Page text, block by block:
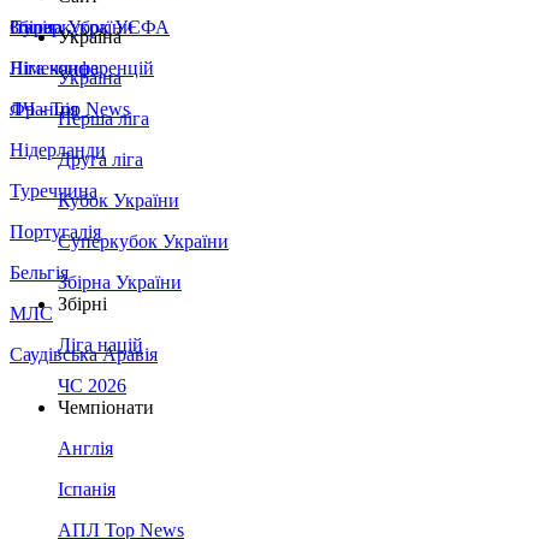
Збірна України
Італія
Німеччина
Франція
Нідерланди
Туреччина
Португалія
Бельгія
МЛС
Саудівська Аравія
Суперкубок УЄФА
Ліга конференцій
ЛЧ - Top News
Україна
Україна
Перша ліга
Друга ліга
Кубок України
Суперкубок України
Збірна України
Збірні
Ліга націй
ЧС 2026
Чемпіонати
Англія
Іспанія
АПЛ Top News